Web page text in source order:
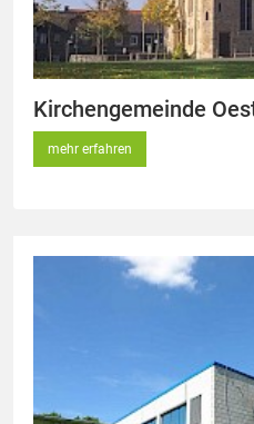
Kirchengemeinde
mehr erfahren